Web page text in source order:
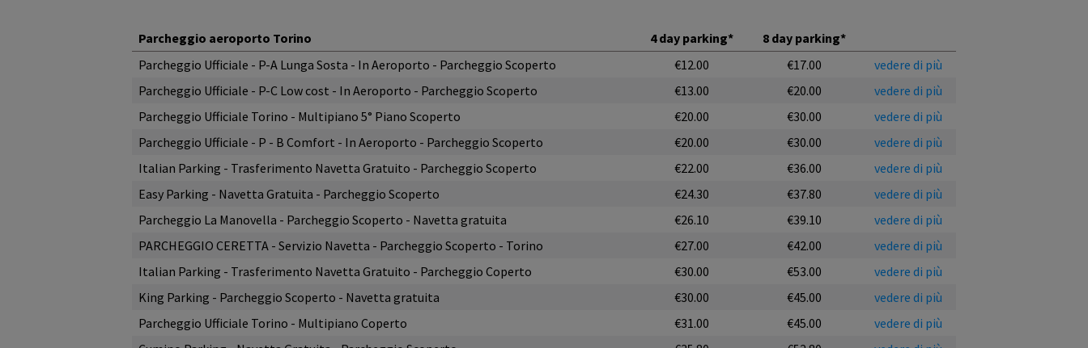
Rating: 5 / 5
Ottimo servizio e rapidità nel controllare tutte le offerte
Vulnet Nuhiji·
View all reviews on Feefo
Parcheggio aeroporto Torino 4 day parking*
8 day parking*
Parcheggio Ufficiale - P-A Lunga Sosta - In Aeroporto - Parcheggio Scoperto
€12.00 €17.00
vedere di più
Parcheggio Ufficiale - P-C Low cost - In Aeroporto - Parcheggio Scoperto
€13.00 €20.00
vedere di più
Parcheggio Ufficiale Torino - Multipiano 5° Piano Scoperto
€20.00 €30.00
vedere di più
Parcheggio Ufficiale - P - B Comfort - In Aeroporto - Parcheggio Scoperto
€20.00 €30.00
vedere di più
Italian Parking - Trasferimento Navetta Gratuito - Parcheggio Scoperto
€22.00 €36.00
vedere di più
Easy Parking - Navetta Gratuita - Parcheggio Scoperto
€24.30 €37.80
vedere di più
Parcheggio La Manovella - Parcheggio Scoperto - Navetta gratuita
€26.10 €39.10
vedere di più
PARCHEGGIO CERETTA - Servizio Navetta - Parcheggio Scoperto - Torino
€27.00 €42.00
vedere di più
Italian Parking - Trasferimento Navetta Gratuito - Parcheggio Coperto
€30.00 €53.00
vedere di più
King Parking - Parcheggio Scoperto - Navetta gratuita
€30.00 €45.00
vedere di più
Parcheggio Ufficiale Torino - Multipiano Coperto
€31.00 €45.00
vedere di più